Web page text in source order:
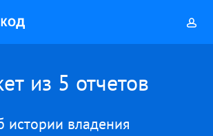
из 5 отчетов
истории владения
оплаты